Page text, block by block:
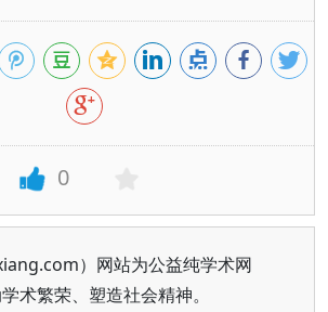
0
）网站为公益纯学术网
术繁荣、塑造社会精神。